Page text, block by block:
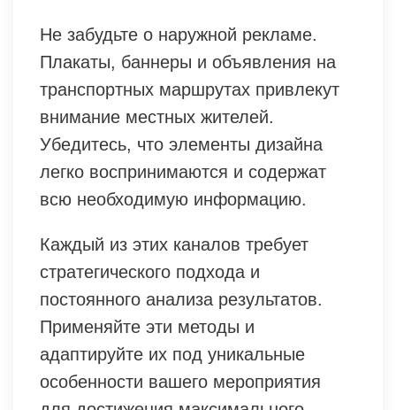
Не забудьте о наружной рекламе.
Плакаты, баннеры и объявления на
транспортных маршрутах привлекут
внимание местных жителей.
Убедитесь, что элементы дизайна
легко воспринимаются и содержат
всю необходимую информацию.
Каждый из этих каналов требует
стратегического подхода и
постоянного анализа результатов.
Применяйте эти методы и
адаптируйте их под уникальные
особенности вашего мероприятия